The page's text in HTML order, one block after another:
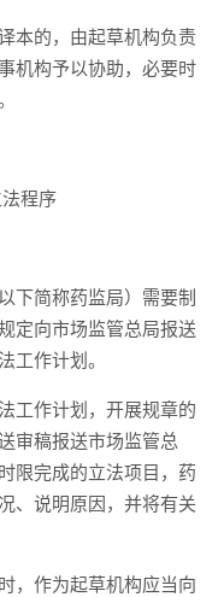
本的，由起草机构负责
机构予以协助，必要时
程序
下简称药监局）需要制
定向市场监管总局报送
工作计划。
工作计划，开展规章的
审稿报送市场监管总
限完成的立法项目，药
、说明原因，并将有关
，作为起草机构应当向